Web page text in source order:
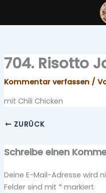
704. Risotto
Kommentar verfassen /
mit Chili Chicken
ZURÜCK
Schreibe einen
Deine E-Mail-Adresse wird
Felder sind mit * markiert